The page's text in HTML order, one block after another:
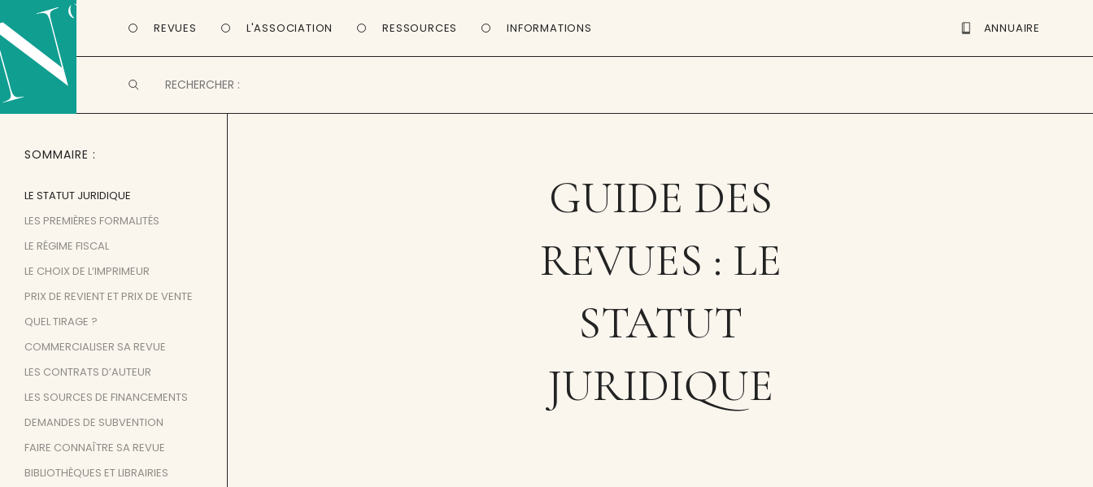
REVUES L'ASSOCIATION RESSOURCES INFORMATIONS ANNUAIRE
GUIDE DES
REVUES : LE
STATUT
JURIDIQUE
SOMMAIRE
LE STATUT JURIDIQUE
LES PREMIÈRES FORMALITÉS
LE RÉGIME FISCAL
LE CHOIX DE L’IMPRIMEUR
PRIX DE REVIENT ET PRIX DE VENTE
QUEL TIRAGE ?
COMMERCIALISER SA REVUE
LES CONTRATS D’AUTEUR
LES SOURCES DE FINANCEMENTS
DEMANDES DE SUBVENTION
FAIRE CONNAÎTRE SA REVUE
BIBLIOTHÈQUES ET LIBRAIRIES